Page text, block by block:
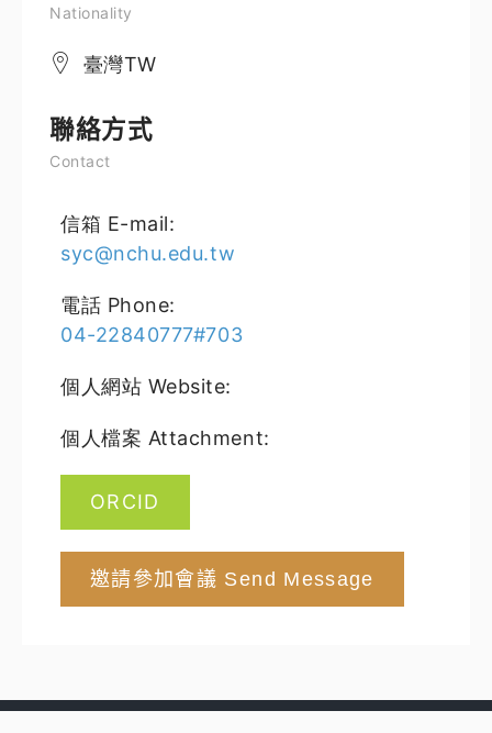
Nationality
臺灣TW
聯絡方式
Contact
信箱 E-mail:
syc@nchu.edu.tw
電話 Phone:
04-22840777#703
個人網站 Website:
個人檔案 Attachment:
ORCID
邀請參加會議 Send Message